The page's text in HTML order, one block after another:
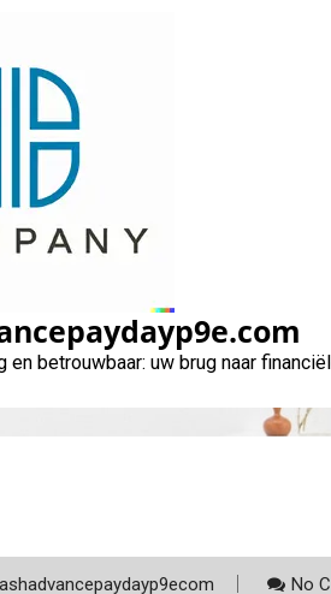
en betrouwbaar: uw brug naar
No